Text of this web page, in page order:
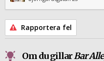
Rapportera fel
Om du gillarBar